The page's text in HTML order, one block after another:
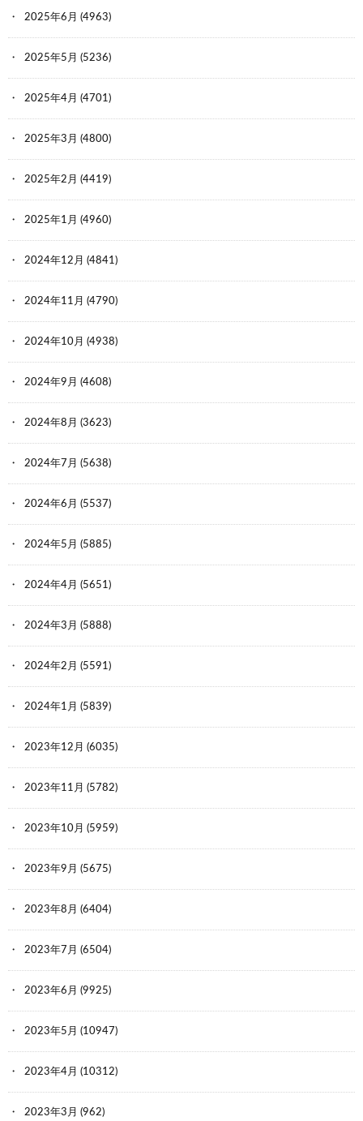
2025年6月 (4963)
2025年5月 (5236)
2025年4月 (4701)
2025年3月 (4800)
2025年2月 (4419)
2025年1月 (4960)
2024年12月 (4841)
2024年11月 (4790)
2024年10月 (4938)
2024年9月 (4608)
2024年8月 (3623)
2024年7月 (5638)
2024年6月 (5537)
2024年5月 (5885)
2024年4月 (5651)
2024年3月 (5888)
2024年2月 (5591)
2024年1月 (5839)
2023年12月 (6035)
2023年11月 (5782)
2023年10月 (5959)
2023年9月 (5675)
2023年8月 (6404)
2023年7月 (6504)
2023年6月 (9925)
2023年5月 (10947)
2023年4月 (10312)
2023年3月 (962)